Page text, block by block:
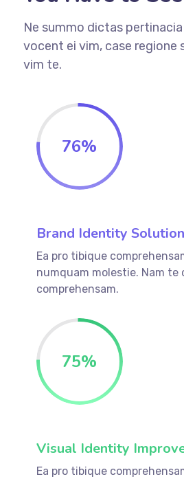
Ne summo dictas
vocent ei vim, case regione
vim te.
76%
Brand Identity
Ea pro tibique
numquam molestie. Nam te
comprehensam.
75%
Visual Identity
Ea pro tibique